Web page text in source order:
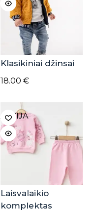
Klasikiniai džinsai
18.00 €
AKCIJA
Laisvalaikio
komplektas